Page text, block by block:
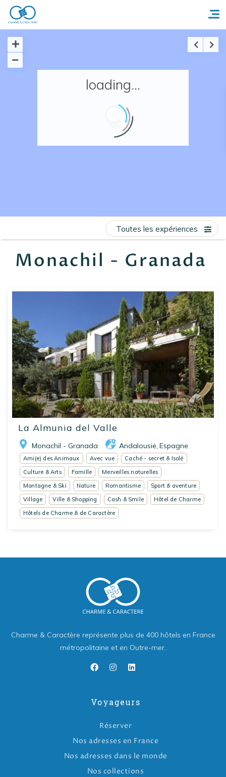
Accueil
Nos adresses en France
loading...
Monachil - Granada
Toutes les expériences
La Almunia del Valle
Monachil - Granada Andalousie Espagne
Ami(e) des Animaux Avec vue
Caché - secret & Isolé
Culture & Arts
Famille
Merveilles naturelles
Montagne & Ski
Nature Romantisme
Sport & aventure
Village
Ville & Shopping Cash & Smile
Hôtel de Charme
Hôtels de Charme & de Caractère
Charme & Caractère représente plus de 400 hôtels en France
métropolitaine et en Outre-mer.
Voyageurs
Réserver
Nos adresses en France
Nos adresses dans le monde
Nos collections